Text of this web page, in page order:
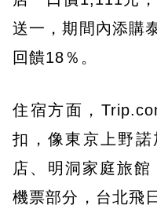
送一，期間內添購
回饋18％。
住宿方面，
扣，像東京上野
店、明洞家庭旅館
機票部分，台北飛